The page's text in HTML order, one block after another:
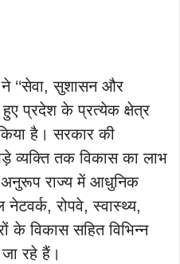
‘‘सेवा, सुशासन और
हुए प्रदेश के प्रत्येक क्षेत्र
है। सरकार की
व्यक्ति तक विकास का लाभ
अनुरूप राज्य में आधुनिक
रोपवे, स्वास्थ्य,
के विकास सहित विभिन्न
जा रहे हैं।